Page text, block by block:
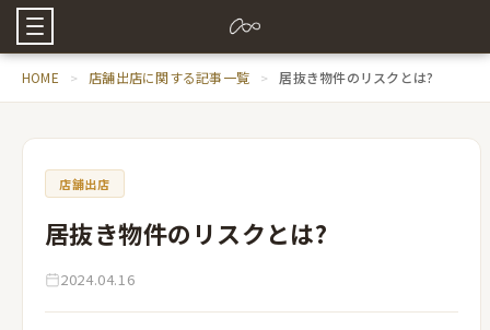
HOME 店舗出店に関する記事一覧 居抜き物件のリスクとは?
店舗出店
居抜き物件のリスクとは?
2024.04.16